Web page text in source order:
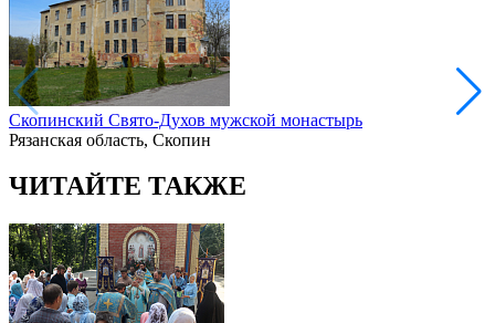
Скопинский Свято-Духов мужской монастырь
Рязанская область, Скопин
ЧИТАЙТЕ ТАКЖЕ